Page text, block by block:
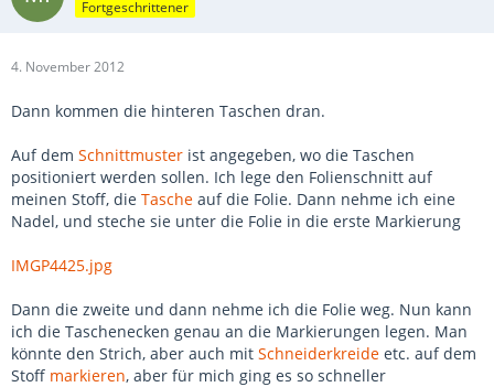
Fortgeschrittener
4. November 2012
Dann kommen die hinteren Taschen dran.
Auf dem Schnittmuster ist angegeben, wo die Taschen
positioniert werden sollen. Ich lege den Folienschnitt auf
meinen Stoff, die Tasche auf die Folie. Dann nehme ich eine
Nadel, und steche sie unter die Folie in die erste Markierung
IMGP4425.jpg
Dann die zweite und dann nehme ich die Folie weg. Nun kann
ich die Taschenecken genau an die Markierungen legen. Man
könnte den Strich, aber auch mit Schneiderkreide etc. auf dem
Stoff markieren, aber für mich ging es so schneller